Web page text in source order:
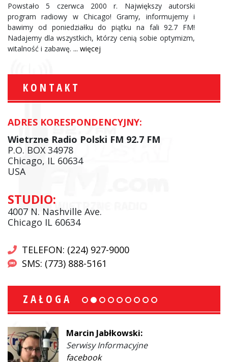
Powstało 5 czerwca 2000 r. Największy autorski
program radiowy w Chicago! Gramy, informujemy i
bawimy od poniedziałku do piątku na fali 92.7 FM!
Nadajemy dla wszystkich, którzy cenią sobie optymizm,
witalność i zabawę. ... więcej
KONTAKT
ADRES KORESPONDENCYJNY:
Wietrzne Radio Polski FM 92.7 FM
P.O. BOX 34978
Chicago, IL 60634
USA
STUDIO:
4007 N. Nashville Ave.
Chicago IL 60634
TELEFON: (224) 927-9000
SMS: (773) 888-5161
ZAŁOGA
Marcin Jabłkowski:
Serwisy Informacyjne
facebook